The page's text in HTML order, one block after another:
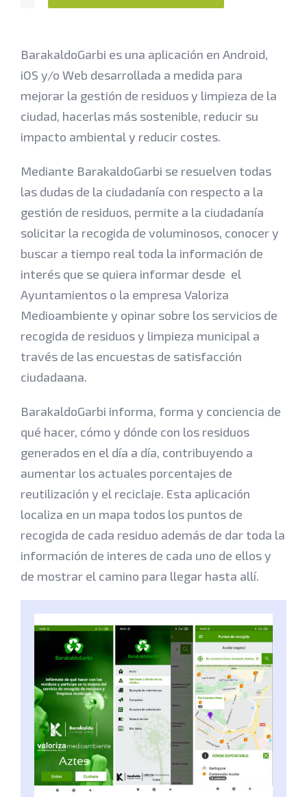
BarakaldoGarbi es una aplicación en Android,
iOS y/o Web desarrollada a medida para
mejorar la gestión de residuos y limpieza de la
ciudad, hacerlas más sostenible, reducir su
impacto ambiental y reducir costes.
Mediante BarakaldoGarbi se resuelven todas
las dudas de la ciudadanía con respecto a la
gestión de residuos, permite a la ciudadanía
solicitar la recogida de voluminosos, conocer y
buscar a tiempo real toda la información de
interés que se quiera informar desde el
Ayuntamientos o la empresa Valoriza
Medioambiente y opinar sobre los servicios de
recogida de residuos y limpieza municipal a
través de las encuestas de satisfacción
ciudadaana.
BarakaldoGarbi informa, forma y conciencia de
qué hacer, cómo y dónde con los residuos
generados en el día a día, contribuyendo a
aumentar los actuales porcentajes de
reutilización y el reciclaje. Esta aplicación
localiza en un mapa todos los puntos de
recogida de cada residuo además de dar toda la
información de interes de cada uno de ellos y
de mostrar el camino para llegar hasta allí.